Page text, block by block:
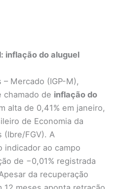
inflação do aluguel
– Mercado (IGP-M),
chamado de inflação do
alta de 0,41% em janeiro,
de Economia da
(Ibre/FGV). A
indicador ao campo
de −0,01% registrada
da recuperação